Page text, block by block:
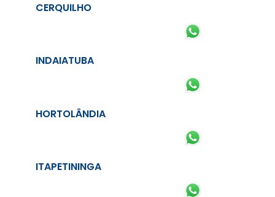
CERQUILHO
INDAIATUBA
HORTOLÂNDIA
ITAPETININGA